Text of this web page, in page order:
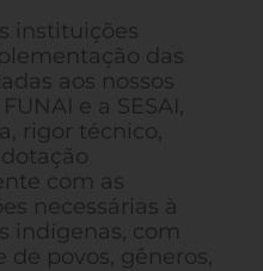
instituições
das
aos nossos
e a SESAI,
rigor técnico,
com as
necessárias à
indígenas, com
de povos, gêneros,